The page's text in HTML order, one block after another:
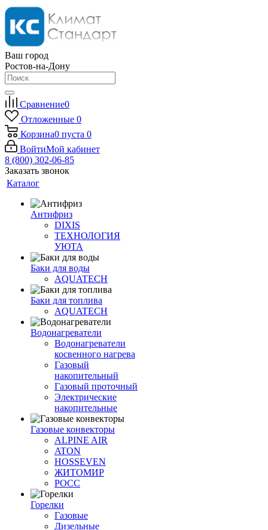
Ваш город
Ростов-на-Дону
Сравнение0
Отложенные 0
Корзина0 пуста 0
ВойтиМой кабинет
8 (800) 302-06-85
Заказать звонок
Каталог
Антифриз
DIXIS
ТЕХНОЛОГИЯ
УЮТА
Баки для воды
AQUATECH
Баки для топлива
AQUATECH
Водонагреватели
Водонагреватели
косвенного нагрева
Газовый
накопительный
Газовый проточный
Электрические
накопительные
Газовые конвекторы
ALPINE AIR
ATON
HOSSEVEN
ЖИТОМИР
РОСС
Горелки
Газовые
Дизельные